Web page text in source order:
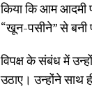
किया कि आम आदमी
“खून-पसीने” से बनी
विपक्ष के संबंध में
उठाए। उन्होंने साथ